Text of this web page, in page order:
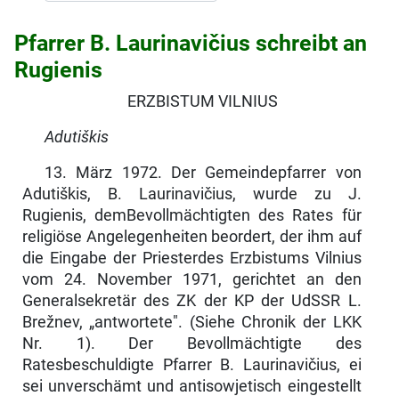
Pfarrer B. Laurinavičius schreibt an
Rugienis
ERZBISTUM VILNIUS
Adutiškis
13. März 1972. Der Gemeindepfarrer von
Adutiškis, B. Laurinavičius, wurde zu J.
Rugienis, demBevollmächtigten des Rates für
religiöse Angelegenheiten beordert, der ihm auf
die Eingabe der Priesterdes Erzbistums Vilnius
vom 24. November 1971, gerichtet an den
Generalsekretär des ZK der KP der UdSSR L.
Brežnev, „antwortete". (Siehe Chronik der LKK
Nr. 1). Der Bevollmächtigte des
Ratesbeschuldigte Pfarrer B. Laurinavičius, ei
sei unverschämt und antisowjetisch eingestellt